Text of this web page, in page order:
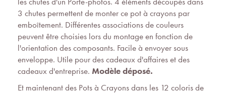
3 chutes permettent de monter ce pot à crayons par
emboîtement. Différentes associations de couleurs
peuvent être choisies lors du montage en fonction de
l'orientation des composants. Facile à envoyer sous
enveloppe. Utile pour des cadeaux d'affaires et des
cadeaux d'entreprise. Modèle déposé.
Et maintenant des Pots à Crayons dans les 12 coloris de